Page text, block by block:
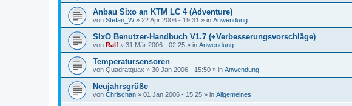
Anbau Sixo an KTM LC 4 (Adventure)
von Stefan_W» 22 Apr 2006 - 19:31 » in Anwendung
SIxO Benutzer-Handbuch V1.7 (+Verbesserungsvorschläge)
von Ralf » 31 Mär 2006 - 02:25 » in Anwendung
Temperatursensoren
von Quadratquax » 30 Jan 2006 - 15:50 » in Anwendung
Neujahrsgrüße
von Chrischan » 01 Jan 2006 - 15:25 » in Allgemeines